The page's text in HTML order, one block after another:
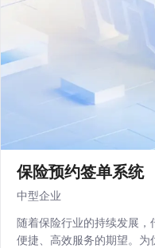
保险预约签单系统‌
中型企业
随着保险行业的持续发展
便捷、高效服务的期望。为